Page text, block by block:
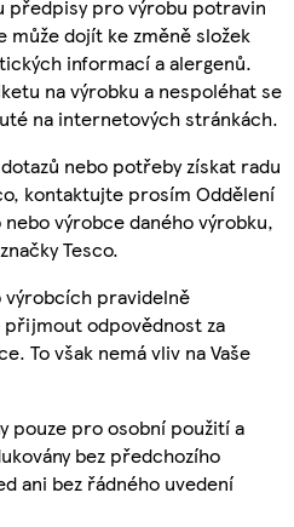
předpisy pro výrobu potravin
může dojít ke změně složek
informací a alergenů.
na výrobku a nespoléhat se
na internetových stránkách.
nebo potřeby získat radu
kontaktujte prosím Oddělení
výrobce daného výrobku,
Tesco.
pravidelně
přijmout odpovědnost za
To však nemá vliv na Vaše
pouze pro osobní použití a
bez předchozího
ani bez řádného uvedení